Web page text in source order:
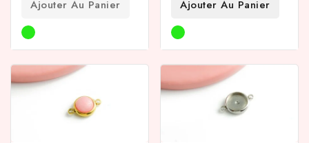
Ajouter Au Panier
Ajouter Au Panier